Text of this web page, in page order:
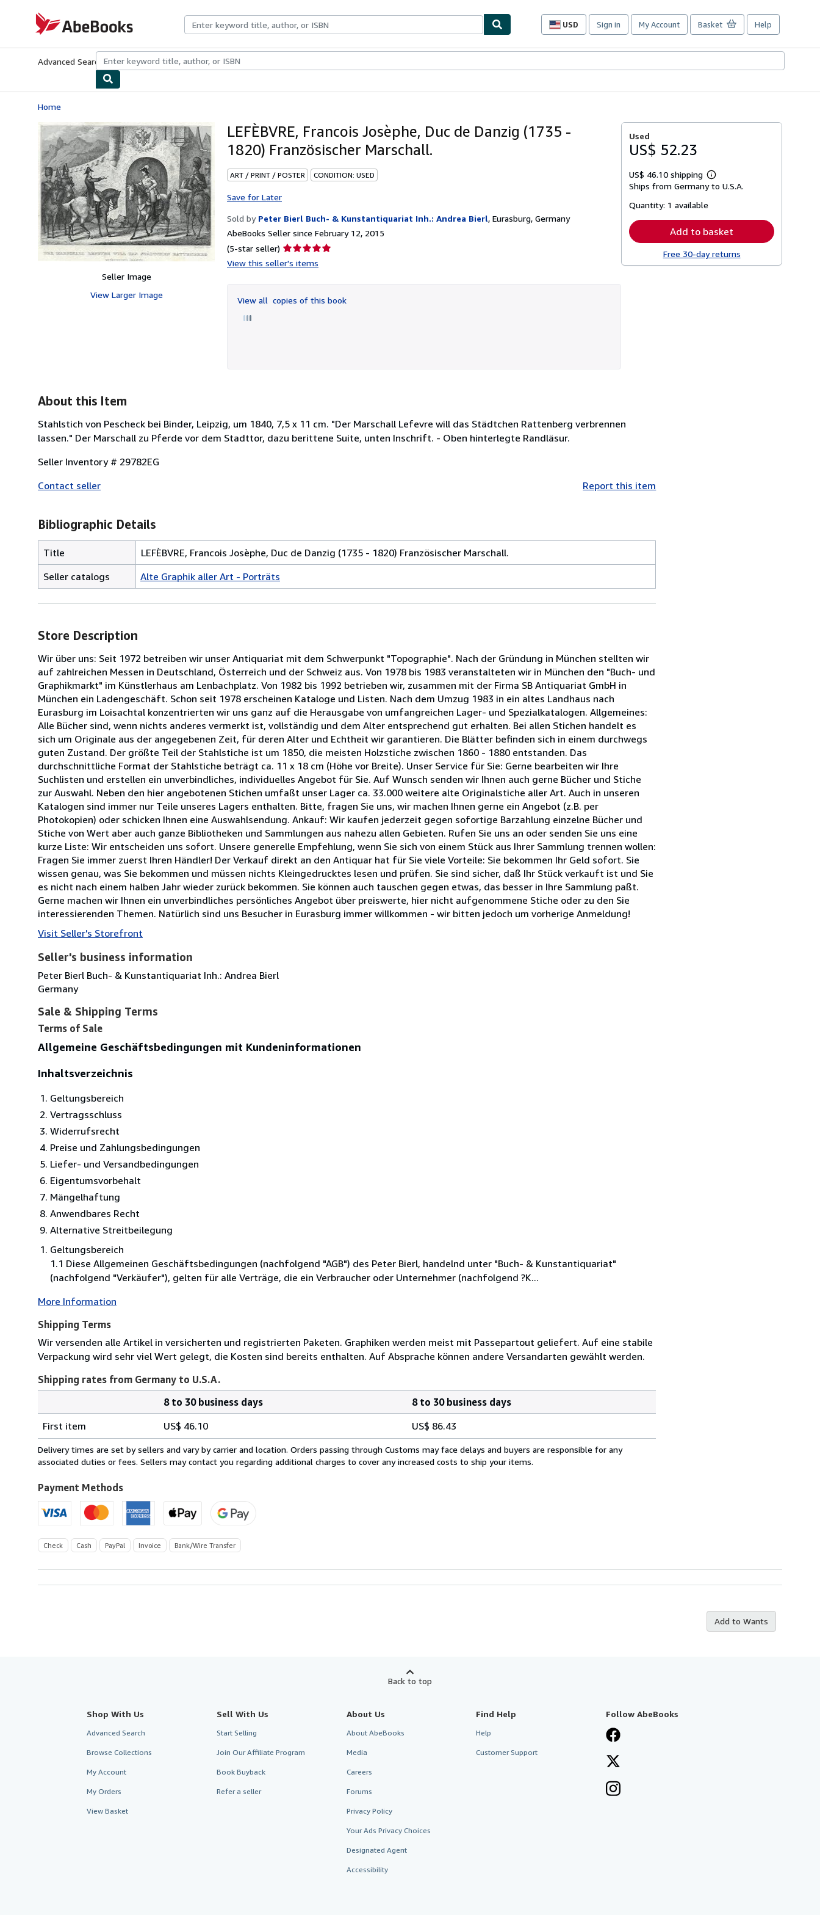
AbeBooks.com
USD
Site
preferences
Sign in My Account Basket Help
Advanced Search Browse CollectionsRare BooksArt & Collectibles
Home
Seller Image
View Larger Image
LEFÈBVRE, Francois Josèphe, Duc de Danzig (1735 -
1820) Französischer Marschall.
ART / PRINT / POSTER CONDITION: USED
Save for Later
Sold by Peter Bierl Buch- & Kunstantiquariat Inh.: Andrea Bierl, Eurasburg, Germany
AbeBooks Seller since February 12, 2015
(5-star seller) Seller
rating
of
5
View this seller's items
View all copies of this book
Used
US$ 52.23
US$ 46.10 shipping
Learn
more
Ships from Germany to U.S.A.
Quantity: 1 available
Add to basket
Free 30-day returns
About this Item
Stahlstich von Pescheck bei Binder, Leipzig, um 1840, 7,5 x 11 cm. "Der Marschall Lefevre will das Städtchen Rattenberg verbrennen
lassen." Der Marschall zu Pferde vor dem Stadttor, dazu berittene Suite, unten Inschrift. - Oben hinterlegte Randläsur.
Seller Inventory # 29782EG
Contact seller
Report this item
Bibliographic Details
Title
LEFÈBVRE, Francois Josèphe, Duc de Danzig (1735 - 1820) Französischer Marschall.
Seller catalogs
Alte Graphik aller Art - Porträts
Store Description
Wir über uns: Seit 1972 betreiben wir unser Antiquariat mit dem Schwerpunkt "Topographie". Nach der Gründung in München stellten wir
auf zahlreichen Messen in Deutschland, Österreich und der Schweiz aus. Von 1978 bis 1983 veranstalteten wir in München den "Buch- und
Graphikmarkt" im Künstlerhaus am Lenbachplatz. Von 1982 bis 1992 betrieben wir, zusammen mit der Firma SB Antiquariat GmbH in
München ein Ladengeschäft. Schon seit 1978 erscheinen Kataloge und Listen. Nach dem Umzug 1983 in ein altes Landhaus nach
Eurasburg im Loisachtal konzentrierten wir uns ganz auf die Herausgabe von umfangreichen Lager- und Spezialkatalogen. Allgemeines:
Alle Bücher sind, wenn nichts anderes vermerkt ist, vollständig und dem Alter entsprechend gut erhalten. Bei allen Stichen handelt es
sich um Originale aus der angegebenen Zeit, für deren Alter und Echtheit wir garantieren. Die Blätter befinden sich in einem durchwegs
guten Zustand. Der größte Teil der Stahlstiche ist um 1850, die meisten Holzstiche zwischen 1860 - 1880 entstanden. Das
durchschnittliche Format der Stahlstiche beträgt ca. 11 x 18 cm (Höhe vor Breite). Unser Service für Sie: Gerne bearbeiten wir Ihre
Suchlisten und erstellen ein unverbindliches, individuelles Angebot für Sie. Auf Wunsch senden wir Ihnen auch gerne Bücher und Stiche
zur Auswahl. Neben den hier angebotenen Stichen umfaßt unser Lager ca. 33.000 weitere alte Originalstiche aller Art. Auch in unseren
Katalogen sind immer nur Teile unseres Lagers enthalten. Bitte, fragen Sie uns, wir machen Ihnen gerne ein Angebot (z.B. per
Photokopien) oder schicken Ihnen eine Auswahlsendung. Ankauf: Wir kaufen jederzeit gegen sofortige Barzahlung einzelne Bücher und
Stiche von Wert aber auch ganze Bibliotheken und Sammlungen aus nahezu allen Gebieten. Rufen Sie uns an oder senden Sie uns eine
kurze Liste: Wir entscheiden uns sofort. Unsere generelle Empfehlung, wenn Sie sich von einem Stück aus Ihrer Sammlung trennen wollen:
Fragen Sie immer zuerst Ihren Händler! Der Verkauf direkt an den Antiquar hat für Sie viele Vorteile: Sie bekommen Ihr Geld sofort. Sie
wissen genau, was Sie bekommen und müssen nichts Kleingedrucktes lesen und prüfen. Sie sind sicher, daß Ihr Stück verkauft ist und Sie
es nicht nach einem halben Jahr wieder zurück bekommen. Sie können auch tauschen gegen etwas, das besser in Ihre Sammlung paßt.
Gerne machen wir Ihnen ein unverbindliches persönliches Angebot über preiswerte, hier nicht aufgenommene Stiche oder zu den Sie
interessierenden Themen. Natürlich sind uns Besucher in Eurasburg immer willkommen - wir bitten jedoch um vorherige Anmeldung!
Visit Seller's Storefront
Seller's business information
Peter Bierl Buch- & Kunstantiquariat Inh.: Andrea Bierl
Germany
Sale & Shipping Terms
Terms of Sale
Allgemeine Geschäftsbedingungen mit Kundeninformationen
Inhaltsverzeichnis
Geltungsbereich
Vertragsschluss
Widerrufsrecht
Preise und Zahlungsbedingungen
Liefer- und Versandbedingungen
Eigentumsvorbehalt
Mängelhaftung
Anwendbares Recht
Alternative Streitbeilegung
Geltungsbereich
1.1 Diese Allgemeinen Geschäftsbedingungen (nachfolgend "AGB") des Peter Bierl, handelnd unter "Buch- & Kunstantiquariat"
(nachfolgend "Verkäufer"), gelten für alle Verträge, die ein Verbraucher oder Unternehmer (nachfolgend ?K...
More Information
Shipping Terms
Wir versenden alle Artikel in versicherten und registrierten Paketen. Graphiken werden meist mit Passepartout geliefert. Auf eine stabile
Verpackung wird sehr viel Wert gelegt, die Kosten sind bereits enthalten. Auf Absprache können andere Versandarten gewählt werden.
Shipping rates from Germany to U.S.A.
Shipping
rates
from
Germany
U.S.A.
quantity
8 to 30 business days
8 to 30 business days
First item
US$ 46.10 US$ 86.43
Delivery times are set by sellers and vary by carrier and location. Orders passing through Customs may face delays and buyers are responsible for any
associated duties or fees. Sellers may contact you regarding additional charges to cover any increased costs to ship your items.
Payment Methods
Check Cash PayPal Invoice Bank/Wire Transfer
Add to Wants
Back to top
Shop With Us
Advanced Search
Browse Collections
My Account
My Orders
View Basket
Sell With Us
Start Selling
Join Our Affiliate Program
Book Buyback
Refer a seller
About Us
About AbeBooks
Media
Careers
Forums
Privacy Policy
Your Ads Privacy Choices
Designated Agent
Accessibility
Find Help
Help
Customer Support
Follow AbeBooks